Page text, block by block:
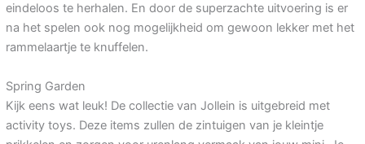
eindeloos te herhalen. En door de superzachte uitvoering is er
na het spelen ook nog mogelijkheid om gewoon lekker met het
rammelaartje te knuffelen.
Spring Garden
Kijk eens wat leuk! De collectie van Jollein is uitgebreid met
activity toys. Deze items zullen de zintuigen van je kleintje